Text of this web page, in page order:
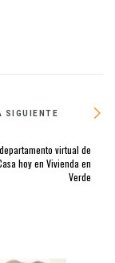
SIGUIENTE
virtual de
hoy en Vivienda en
Verde